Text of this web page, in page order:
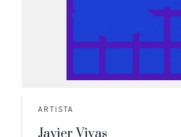
ARTISTA
Javier Vivas